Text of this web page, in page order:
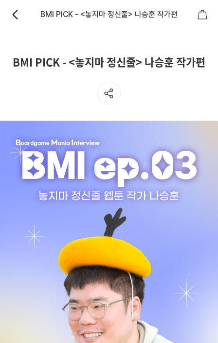
BMI PICK - <놓지마 정신줄> 나승훈 작가편
BMI PICK - <놓지마 정신줄> 나승훈 작가편